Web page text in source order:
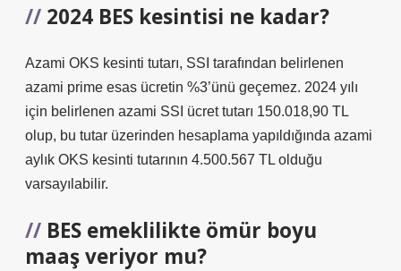
2024 BES kesintisi ne kadar?
Azami OKS kesinti tutarı, SSI tarafından belirlenen
azami prime esas ücretin %3’ünü geçemez. 2024 yılı
için belirlenen azami SSI ücret tutarı 150.018,90 TL
olup, bu tutar üzerinden hesaplama yapıldığında azami
aylık OKS kesinti tutarının 4.500.567 TL olduğu
varsayılabilir.
BES emeklilikte ömür boyu
maaş veriyor mu?